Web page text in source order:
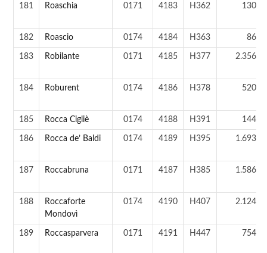
181 Roaschia 0171 4183 H362 130 ab
182 Roascio 0174 4184 H363 86 ab
183 Robilante 0171 4185 H377 2.356 ab
184 Roburent 0174 4186 H378 520 ab
185 Rocca Cigliè 0174 4188 H391 144 ab
186 Rocca de’ Baldi 0174 4189 H395 1.693 ab
187 Roccabruna 0171 4187 H385 1.586 ab
188
Roccaforte
Mondovì
0174 4190 H407 2.124 ab
189 Roccasparvera 0171 4191 H447 754 ab